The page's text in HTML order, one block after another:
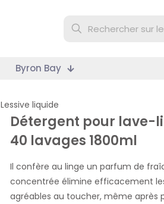
Byron Bay
Lessive liquide
Détergent pour lave-
40 lavages 1800ml
Il confère au linge un parfum de
concentrée élimine efficacement
agréables au toucher, même après